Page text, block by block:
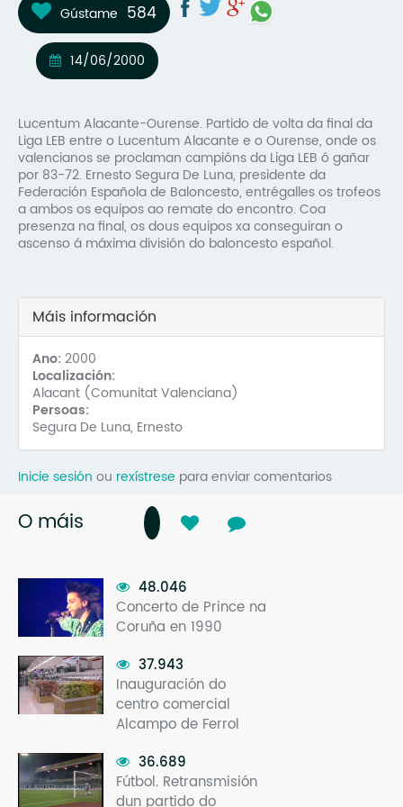
Gústame 584
14/06/2000
Lucentum Alacante-Ourense. Partido de volta da final da
Liga LEB entre o Lucentum Alacante e o Ourense, onde os
valencianos se proclaman campións da Liga LEB ó gañar
por 83-72. Ernesto Segura De Luna, presidente da
Federación Española de Baloncesto, entrégalles os trofeos
a ambos os equipos ao remate do encontro. Coa
presenza na final, os dous equipos xa conseguiran o
ascenso á máxima división do baloncesto español.
Máis información
Ano: 2000
Localización:
Alacant (Comunitat Valenciana)
Persoas:
Segura De Luna, Ernesto
Inicie sesión ou rexístrese para enviar comentarios
O máis
48.046
Concerto de Prince na
Coruña en 1990
37.943
Inauguración do
centro comercial
Alcampo de Ferrol
36.689
Fútbol. Retransmisión
dun partido do